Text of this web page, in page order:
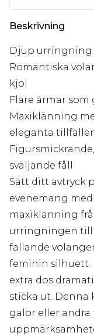
Beskrivning
Djup urringning
Romantiska
kjol
Flare ärmar
Maxiklänning
eleganta
sväljande fåll
Sätt ditt avtryck
evenemang
maxiklänning
urringningen
fallande
feminin silhuett.
extra dos
sticka ut.
galor eller